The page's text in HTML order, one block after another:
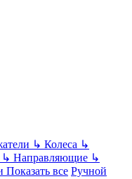
↳ Колеса ↳
↳ Направляющие ↳
Показать все Ручной